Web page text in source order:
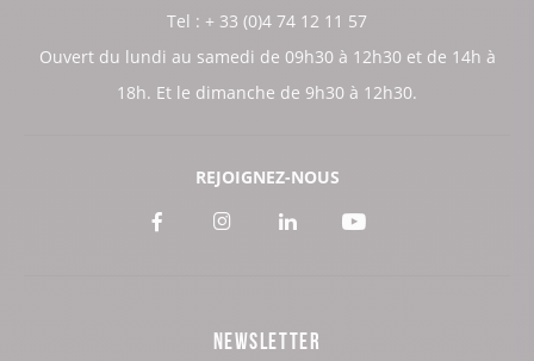
Tel : + 33 (0)4 74 12 11 57
Ouvert du lundi au samedi de 09h30 à 12h30 et de 14h à
18h. Et le dimanche de 9h30 à 12h30.
REJOIGNEZ-NOUS
Voir
Voir Voir Voir
NEWSLETTER